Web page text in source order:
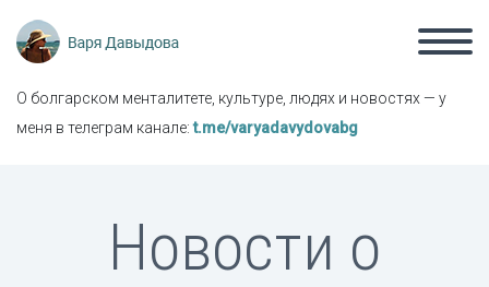
О болгарском менталитете, культуре, людях и новостях — у
меня в телеграм канале:t.me/varyadavydovabg
Новости о